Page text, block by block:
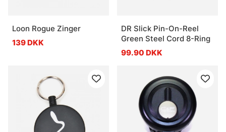
Loon Rogue Zinger
139 DKK
DR Slick Pin-On-Reel
Green Steel Cord 8-Ring
99.90 DKK